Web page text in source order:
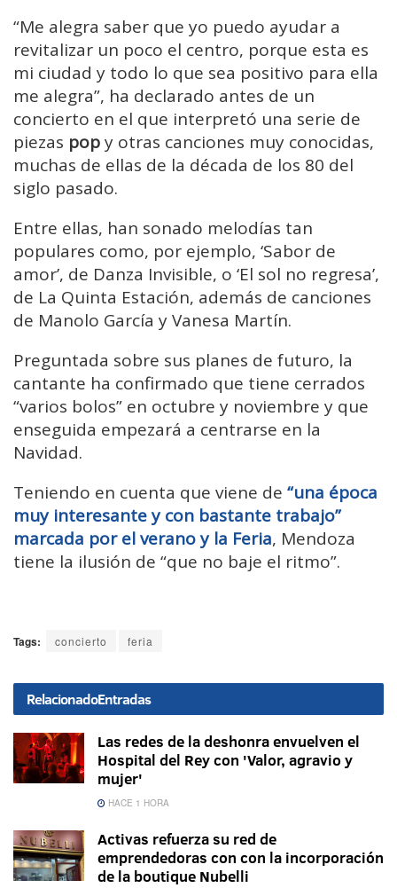
“Me alegra saber que yo puedo ayudar a
revitalizar un poco el centro, porque esta es
mi ciudad y todo lo que sea positivo para ella
me alegra”, ha declarado antes de un
concierto en el que interpretó una serie de
piezas popy otras canciones muy conocidas,
muchas de ellas de la década de los 80 del
siglo pasado.
Entre ellas, han sonado melodías tan
populares como, por ejemplo, ‘Sabor de
amor’, de Danza Invisible, o ‘El sol no regresa’,
de La Quinta Estación, además de canciones
de Manolo García y Vanesa Martín.
Preguntada sobre sus planes de futuro, la
cantante ha confirmado que tiene cerrados
“varios bolos” en octubre y noviembre y que
enseguida empezará a centrarse en la
Navidad.
Teniendo en cuenta que viene de “una época
muy interesante y con bastante trabajo”
marcada por el verano y la Feria, Mendoza
tiene la ilusión de “que no baje el ritmo”.
Tags: concierto feria
RelacionadoEntradas
Las redes de la deshonra envuelven el
Hospital del Rey con 'Valor, agravio y
mujer'
HACE 1 HORA
Activas refuerza su red de
emprendedoras con con la incorporación
de la boutique Nubelli